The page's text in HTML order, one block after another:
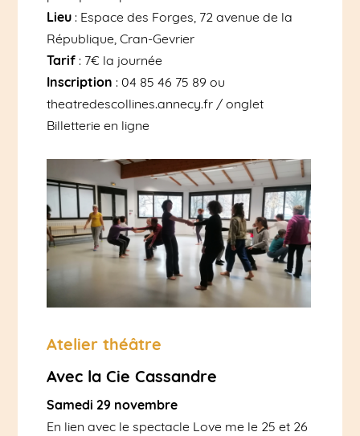
Lieu: Espace des Forges, 72 avenue de la
République, Cran-Gevrier
Tarif: 7€ la journée
Inscription : 04 85 46 75 89 ou
theatredescollines.annecy.fr / onglet
Billetterie en ligne
Atelier théâtre
Avec la Cie Cassandre
Samedi 29 novembre
En lien avec le spectacle Love me le 25 et 26